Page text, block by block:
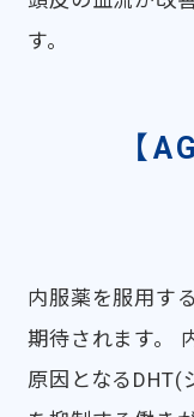
す。
【
内服薬を服用す
期待されます。
原因となるDHT(